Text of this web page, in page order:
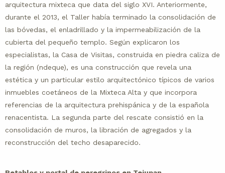
arquitectura mixteca que data del siglo XVI. Anteriormente,
durante el 2013, el Taller había terminado la consolidación de
las bóvedas, el enladrillado y la impermeabilización de la
cubierta del pequeño templo. Según explicaron los
especialistas, la Casa de Visitas, construida en piedra caliza de
la región (ndeque), es una construcción que revela una
estética y un particular estilo arquitectónico típicos de varios
inmuebles coetáneos de la Mixteca Alta y que incorpora
referencias de la arquitectura prehispánica y de la española
renacentista. La segunda parte del rescate consistió en la
consolidación de muros, la libración de agregados y la
reconstrucción del techo desaparecido.